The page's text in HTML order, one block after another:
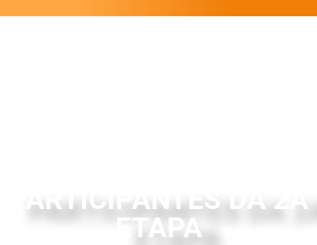
PARTICIPANTES DA 2A
ETAPA